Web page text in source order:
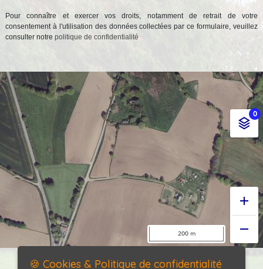
Pour connaître et exercer vos droits, notamment de retrait de votre
consentement à l'utilisation des données collectées par ce formulaire, veuillez
consulter notre politique de confidentialité
🍪 Cookies & Politique de confidentialité